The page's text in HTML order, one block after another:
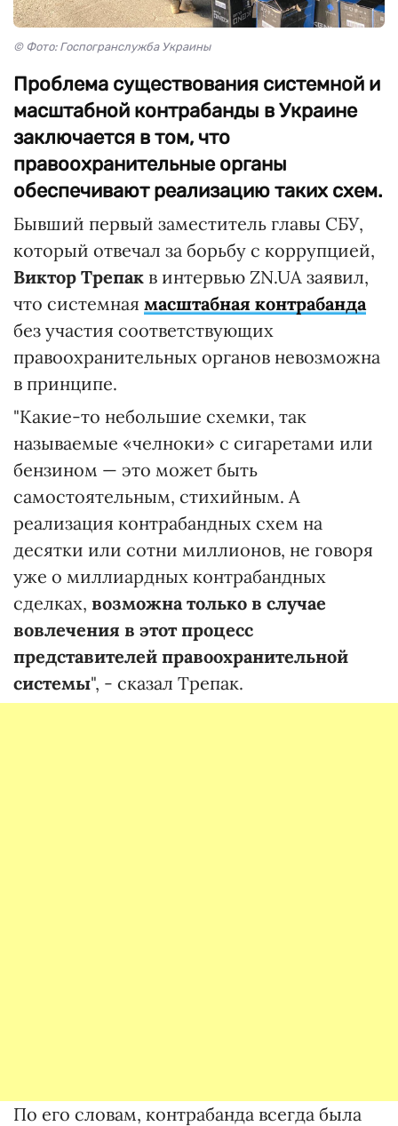
© Фото: Госпогранслужба Украины
Проблема существования системной и
масштабной контрабанды в Украине
заключается в том, что
правоохранительные органы
обеспечивают реализацию таких схем.
Бывший первый заместитель главы СБУ,
который отвечал за борьбу с коррупцией,
Виктор Трепак в интервью ZN.UA заявил,
что системная масштабная контрабанда
без участия соответствующих
правоохранительных органов невозможна
в принципе.
"Какие-то небольшие схемки, так
называемые «челноки» с сигаретами или
бензином — это может быть
самостоятельным, стихийным. А
реализация контрабандных схем на
десятки или сотни миллионов, не говоря
уже о миллиардных контрабандных
сделках, возможна только в случае
вовлечения в этот процесс
представителей правоохранительной
системы", - сказал Трепак.
По его словам, контрабанда всегда была